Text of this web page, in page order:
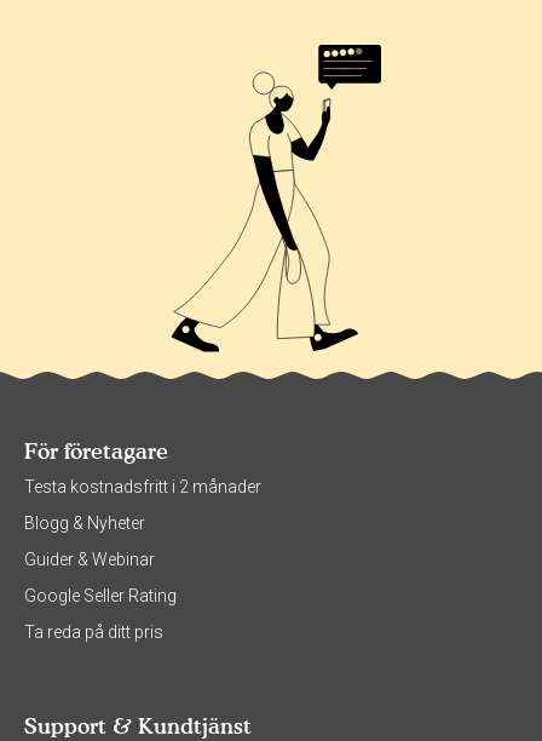
För företagare
Testa kostnadsfritt i 2 månader
Blogg & Nyheter
Guider & Webinar
Google Seller Rating
Ta reda på ditt pris
Support & Kundtjänst